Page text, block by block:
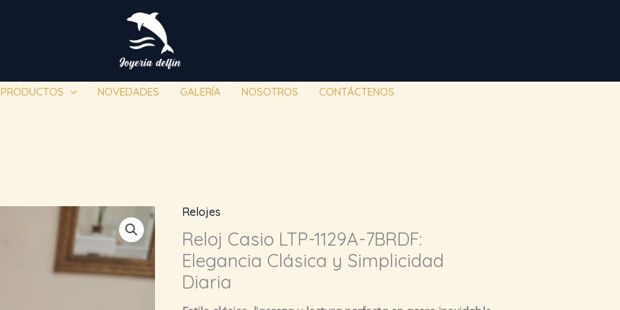
PRODUCTOS NOVEDADES GALERÍA NOSOTROS CONTÁCTENOS
Relojes
Reloj Casio LTP-1129A-7BRDF:
Elegancia Clásica y Simplicidad
Diaria